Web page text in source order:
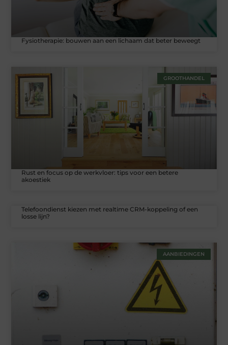
Fysiotherapie: bouwen aan een lichaam dat beter beweegt
GROOTHANDEL
Rust en focus op de werkvloer: tips voor een betere
akoestiek
Telefoondienst kiezen met realtime CRM-koppeling of een
losse lijn?
AANBIEDINGEN